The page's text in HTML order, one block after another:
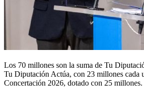
Los 70 millones son la suma de Tu
Tu Diputación Actúa, con 23 millones cada
Concertación 2026, dotado con 25 millones.